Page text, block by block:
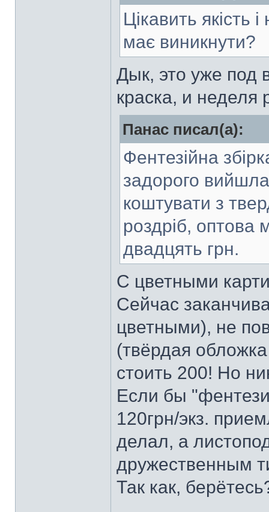
Цікавить
має виникнути?
Дык, это уже под
краска, и
Панас писал(а):
Фентезійна
задорого
коштувати з
роздріб, оптова
двадцять грн.
С цветными
Сейчас
цветными), не
(твёрдая
стоить 200! Но
Если бы
120грн/экз.
делал, а
дружественным
Так как,